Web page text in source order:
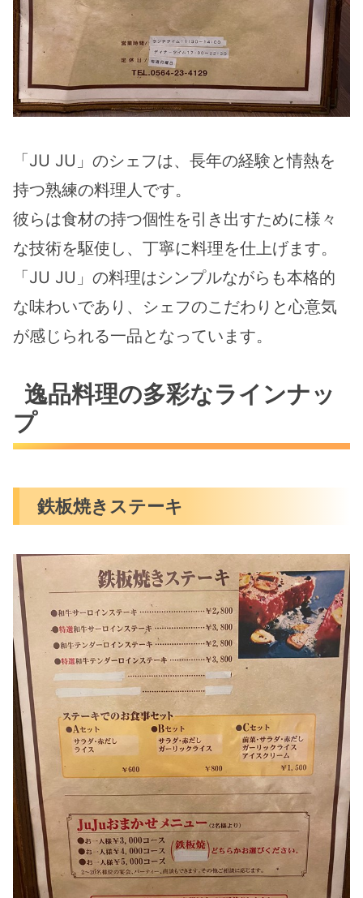
「JU JU」のシェフは、長年の経験と情熱を
持つ熟練の料理人です。
彼らは食材の持つ個性を引き出すために様々
な技術を駆使し、丁寧に料理を仕上げます。
「JU JU」の料理はシンプルながらも本格的
な味わいであり、シェフのこだわりと心意気
が感じられる一品となっています。
逸品料理の多彩なラインナッ
プ
鉄板焼きステーキ